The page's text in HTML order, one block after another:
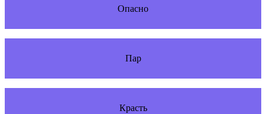
Опасно
Пар
Красть